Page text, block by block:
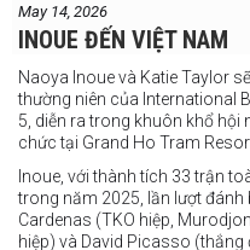
May 14, 2026
INOUE ĐẾN VIỆT NAM
Naoya Inoue và Katie Taylor
thường niên của International
5, diễn ra trong khuôn khổ hội
chức tại Grand Ho Tram
Inoue, với thành tích 33 trận
trong năm 2025, lần lượt đánh
Cardenas (TKO hiệp,
hiệp) và David Picasso